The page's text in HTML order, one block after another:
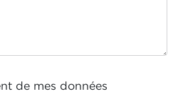
de mes données